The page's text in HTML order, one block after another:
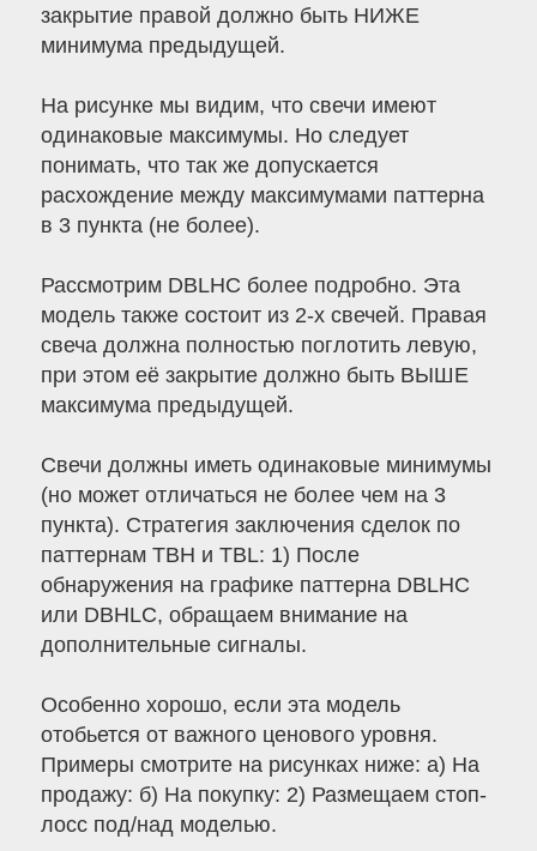
закрытие правой должно быть НИЖЕ
минимума предыдущей.
На рисунке мы видим, что свечи имеют
одинаковые максимумы. Но следует
понимать, что так же допускается
расхождение между максимумами паттерна
в 3 пункта (не более).
Рассмотрим DBLHC более подробно. Эта
модель также состоит из 2-х свечей. Правая
свеча должна полностью поглотить левую,
при этом её закрытие должно быть ВЫШЕ
максимума предыдущей.
Свечи должны иметь одинаковые минимумы
(но может отличаться не более чем на 3
пункта). Стратегия заключения сделок по
паттернам TBH и TBL: 1) После
обнаружения на графике паттерна DBLHC
или DBHLC, обращаем внимание на
дополнительные сигналы.
Особенно хорошо, если эта модель
отобьется от важного ценового уровня.
Примеры смотрите на рисунках ниже: а) На
продажу: б) На покупку: 2) Размещаем стоп-
лосс под/над моделью.